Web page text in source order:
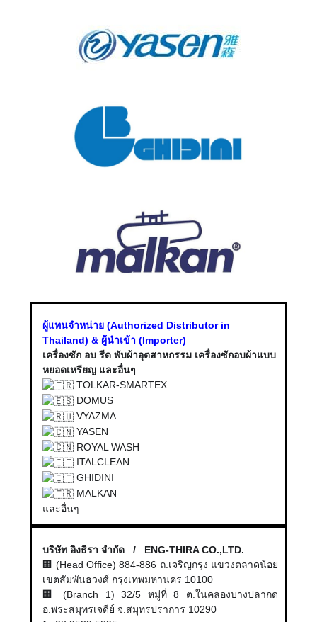
ผู้แทนจำหน่าย (Authorized Distributor in
Thailand) & ผู้นำเข้า (Importer)
เครื่องซัก อบ รีด พับผ้าอุตสาหกรรม เครื่องซักอบผ้าแบบ
หยอดเหรียญ และอื่นๆ
TOLKAR-SMARTEX
DOMUS
VYAZMA
YASEN
ROYAL WASH
ITALCLEAN
GHIDINI
MALKAN
และอื่นๆ
บริษัท อิงธิรา จำกัด / ENG-THIRA CO.,LTD.
🏢 (Head Office) 884-886 ถ.เจริญกรุง แขวงตลาดน้อย
เขตสัมพันธวงศ์ กรุงเทพมหานคร 10100
🏢 (Branch 1) 32/5 หมู่ที่ 8 ต.ในคลองบางปลากด
อ.พระสมุทรเจดีย์ จ.สมุทรปราการ 10290